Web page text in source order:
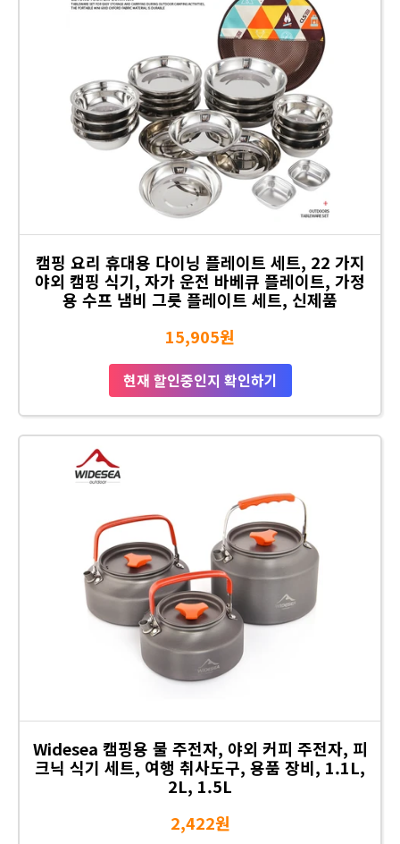
캠핑 요리 휴대용 다이닝 플레이트 세트, 22 가지
야외 캠핑 식기, 자가 운전 바베큐 플레이트, 가정
용 수프 냄비 그릇 플레이트 세트, 신제품
15,905원
현재 할인중인지 확인하기
Widesea 캠핑용 물 주전자, 야외 커피 주전자, 피
크닉 식기 세트, 여행 취사도구, 용품 장비, 1.1L,
2L, 1.5L
2,422원